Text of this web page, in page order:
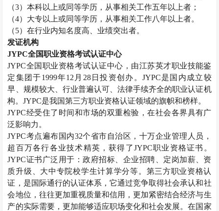
（3）本科以上或同等学历，从事相关工作五年以上者；
（4）大专以上或同等学历，从事相关工作八年以上者。
（5）在行业内知名度高、业绩突出者。
发证机构
JYPC全国职业资格考试认证中心
JYPC全国职业资格考试认证中心，由江苏英才职业技能鉴
定集团于1999年12 月 28日投资创办。 JYPC是国内成立较
早、规模较大、行业普遍认可、法律手续齐全的职业认证机
构。JYPC是我国第三方职业资格认证领域的旗帜和榜样。
JYPC经受住了时间和市场的双重检验，在社会各界具有广
泛影响力。
JYPC考点遍布国内32个省市自治区，十万企业管理人员，
超百万各行各业技术精英，获得了JYPC职业资格证书。
JYPC证书广泛用于：政府招标、企业招聘、定岗加薪、资
质升级、大中专院校学生计算学分等。第三方职业资格认
证，是国际通行的认证体系，它通过竞争取得社会承认和社
会地位，往往更加重视质量和信用，更加紧密结合经济与生
产的实际需要，更加能够适应职场变化和社会发展。在国家